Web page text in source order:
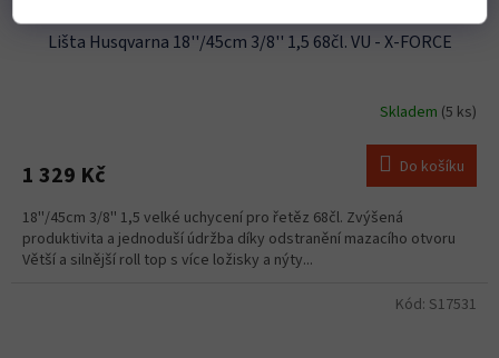
Lišta Husqvarna 18''/45cm 3/8'' 1,5 68čl. VU - X-FORCE
Skladem (5 ks)
1 329 Kč Do košíku
18''/45cm 3/8'' 1,5 velké uchycení pro řetěz 68čl. Zvýšená
produktivita a jednoduší údržba díky odstranění mazacího otvoru
Větší a silnější roll top s více ložisky a nýty...
Kód: S17531